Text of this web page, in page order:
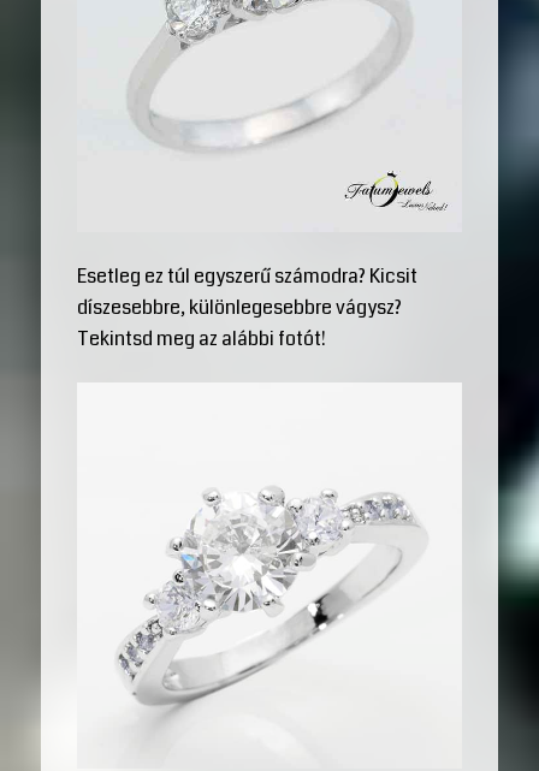
Esetleg ez túl egyszerű számodra? Kicsit
díszesebbre, különlegesebbre vágysz?
Tekintsd meg az alábbi fotót!